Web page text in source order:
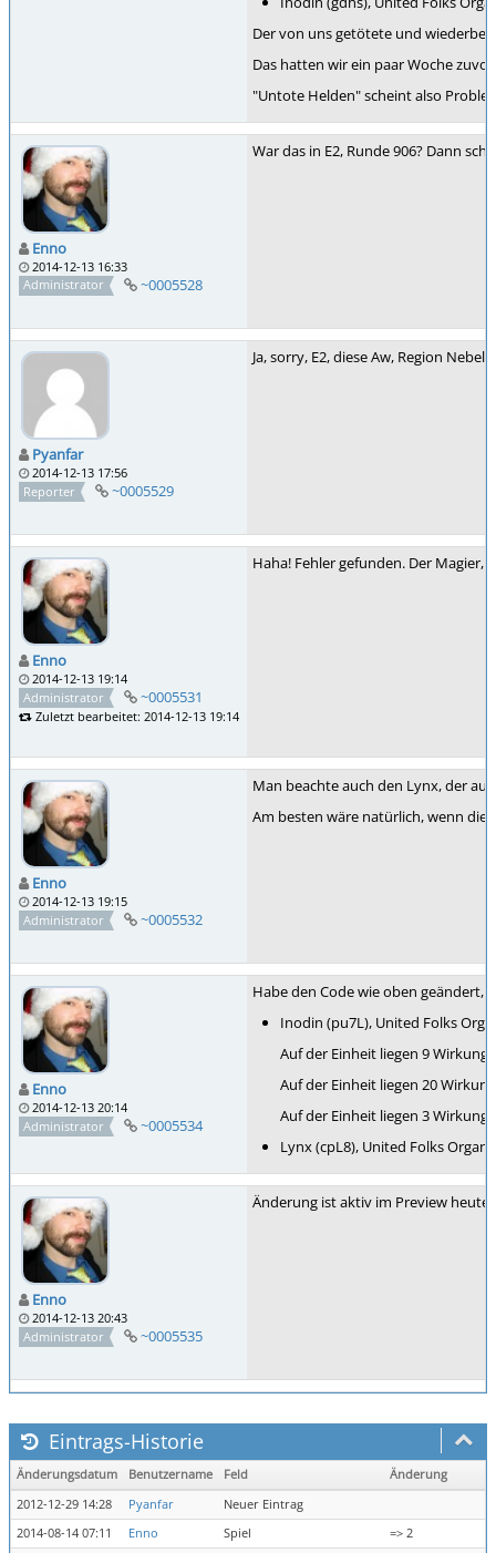
Der von uns getötete und
Das hatten wir ein paar Woche
"Untote Helden" scheint also
Enno
2014-12-13 16:33
Administrator
~0005528
War das in E2, Runde 906? Dann
Pyanfar
2014-12-13 17:56
Reporter
~0005529
Ja, sorry, E2, diese Aw, Region Nebel
Enno
2014-12-13 19:14
Administrator
~0005531
Zuletzt bearbeitet: 2014-12-13 19:14
Haha! Fehler gefunden. Der
Enno
2014-12-13 19:15
Administrator
~0005532
Man beachte auch den Lynx, der
Am besten wäre natürlich, wenn die
Enno
2014-12-13 20:14
Administrator
~0005534
Habe den Code wie oben geändert,
Inodin (pu7L), United Folks
Auf der Einheit liegen 9
Auf der Einheit liegen 20
Auf der Einheit liegen 3
Lynx (cpL8), United Folks
Enno
2014-12-13 20:43
Administrator
~0005535
Änderung ist aktiv im Preview heute
Eintrags-Historie
Änderungsdatum Benutzername Feld
Änderung
2012-12-29 14:28
Pyanfar
Neuer Eintrag
2014-08-14 07:11
Enno Spiel
=> 2